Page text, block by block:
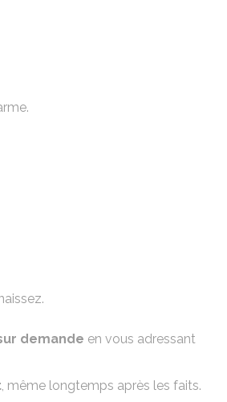
demande en vous adressant
, même longtemps après les faits.